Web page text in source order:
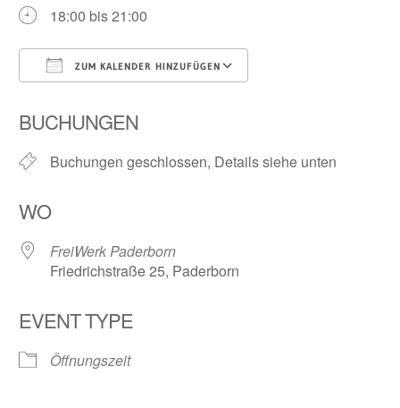
18:00 bis 21:00
ZUM KALENDER HINZUFÜGEN
BUCHUNGEN
Buchungen geschlossen, Details siehe unten
WO
FreiWerk Paderborn
Friedrichstraße 25, Paderborn
EVENT TYPE
Öffnungszeit